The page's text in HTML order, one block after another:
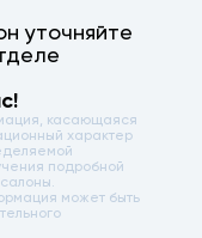
уточняйте
касающаяся
характер
подробной
может быть